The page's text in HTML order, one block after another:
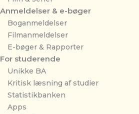
Anmeldelser & e-bøger
Boganmeldelser
Filmanmeldelser
E-bøger & Rapporter
For studerende
Unikke BA
Kritisk læsning af studier
Statistikbanken
Apps